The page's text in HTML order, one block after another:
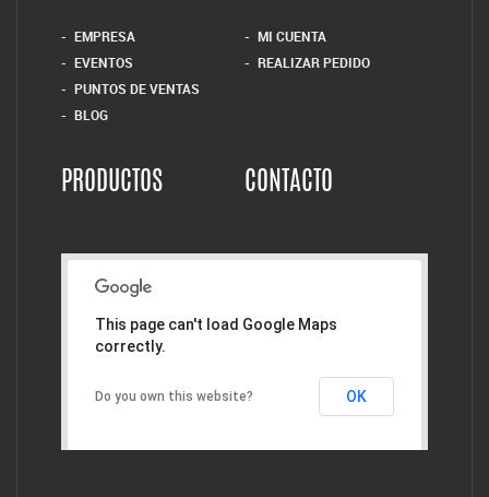
EMPRESA
EVENTOS
PUNTOS DE VENTAS
BLOG
MI CUENTA
REALIZAR PEDIDO
PRODUCTOS CONTACTO
This page can't load Google Maps
correctly.
Do you own this website? OK